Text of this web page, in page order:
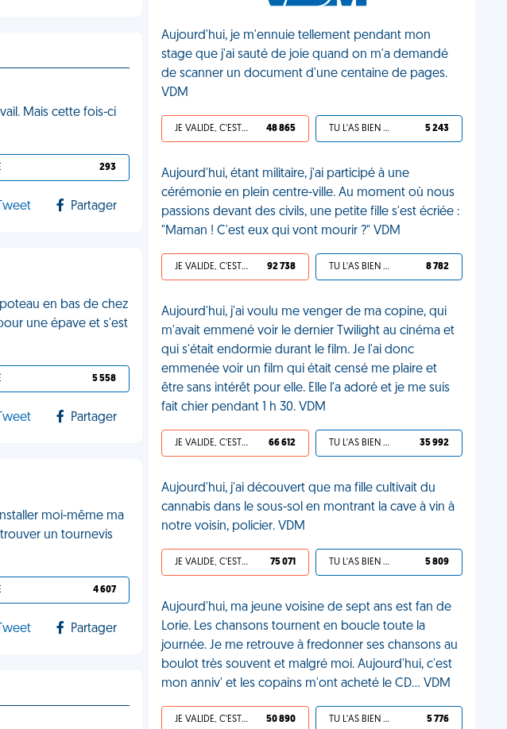
Mais cette fois-ci
293
Tweet Partager
en bas de chez
une épave et s'est
5 558
Tweet Partager
moi-même ma
un tournevis
4 607
Tweet Partager
Aujourd'hui, je m'ennuie tellement pendant mon
stage que j'ai sauté de joie quand on m'a demandé
de scanner un document d'une centaine de pages.
VDM
JE VALIDE, C'EST UNE VDM 48 865 TU L'AS BIEN MÉRITÉ 5 243
Aujourd'hui, étant militaire, j'ai participé à une
cérémonie en plein centre-ville. Au moment où nous
passions devant des civils, une petite fille s'est écriée :
"Maman ! C'est eux qui vont mourir ?" VDM
JE VALIDE, C'EST UNE VDM 92 738 TU L'AS BIEN MÉRITÉ 8 782
Aujourd'hui, j'ai voulu me venger de ma copine, qui
m'avait emmené voir le dernier Twilight au cinéma et
qui s'était endormie durant le film. Je l'ai donc
emmenée voir un film qui était censé me plaire et
être sans intérêt pour elle. Elle l'a adoré et je me suis
fait chier pendant 1 h 30. VDM
JE VALIDE, C'EST UNE VDM 66 612 TU L'AS BIEN MÉRITÉ 35 992
Aujourd'hui, j'ai découvert que ma fille cultivait du
cannabis dans le sous-sol en montrant la cave à vin à
notre voisin, policier. VDM
JE VALIDE, C'EST UNE VDM 75 071 TU L'AS BIEN MÉRITÉ 5 809
Aujourd'hui, ma jeune voisine de sept ans est fan de
Lorie. Les chansons tournent en boucle toute la
journée. Je me retrouve à fredonner ses chansons au
boulot très souvent et malgré moi. Aujourd'hui, c'est
mon anniv' et les copains m'ont acheté le CD... VDM
JE VALIDE, C'EST UNE VDM 50 890 TU L'AS BIEN MÉRITÉ 5 776